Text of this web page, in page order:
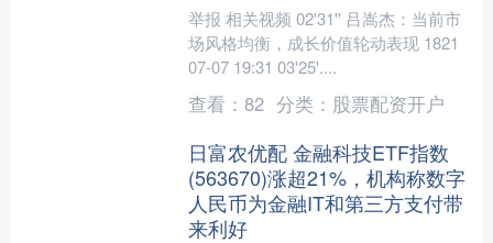
举报 相关视频 02'31'' 吕嵩杰：当前市
场风格均衡，成长价值轮动表现 1821
07-07 19:31 03'25'....
查看： 82 分类： 股票配资开户
日富农优配 金融科技ETF指数
(563670)涨超21%，机构称数字
人民币为金融IT和第三方支付带
来利好